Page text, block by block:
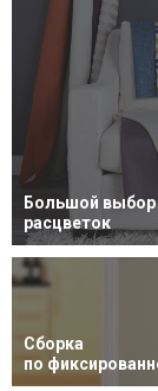
Большой выбор
расцветок
Сборка
по